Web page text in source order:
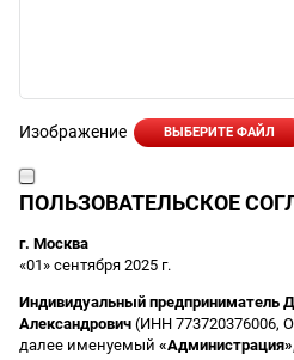
Изображение ВЫБЕРИТЕ ФАЙЛ
ПОЛЬЗОВАТЕЛЬСКОЕ
г. Москва
«01» сентября 2025 г.
Индивидуальный предприниматель
Александрович (ИНН 773720376006,
далее именуемый «Администрация»